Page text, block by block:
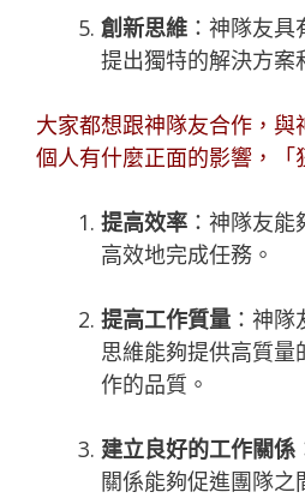
創新思維 ：神隊友
提出獨特的解決方案
大家都想跟神隊友合作，與
個人有什麼正面的影響，「
提高效率 ：神隊友
高效地完成任務。
提高工作質量 ：神
思維能夠提供高質量
作的品質。
建立良好的工作關係
關係能夠促進團隊之